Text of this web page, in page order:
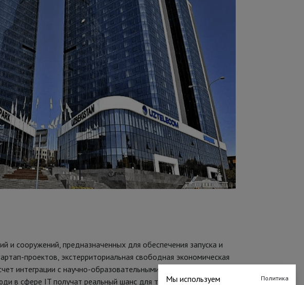
и сооружений, предназначенных для обеспечения запуска и
проектов, экстерриториальная свободная экономическая
интеграции с научно-образовательными организациями.
в сфере IT получат реальный шанс для трансформации своих
Мы используем
Политика